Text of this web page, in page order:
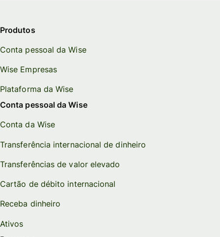
Produtos
Conta pessoal da Wise
Wise Empresas
Plataforma da Wise
Conta pessoal da Wise
Conta da Wise
Transferência internacional de dinheiro
Transferências de valor elevado
Cartão de débito internacional
Receba dinheiro
Ativos